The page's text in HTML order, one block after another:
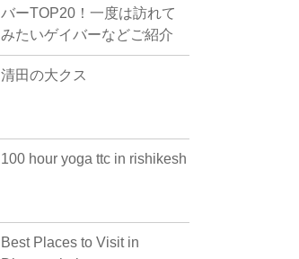
バーTOP20！一度は訪れて
みたいゲイバーなどご紹介
清田の大クス
100 hour yoga ttc in rishikesh
Best Places to Visit in